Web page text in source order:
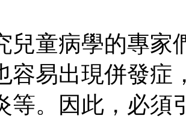
童病學的專家
容易出現併發症
等。因此，必須